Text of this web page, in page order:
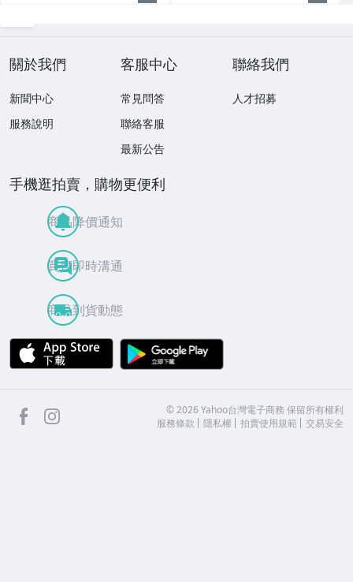
關於我們
新聞中心
服務說明
客服中心
常見問答
聯絡客服
最新公告
聯絡我們
人才招募
手機逛拍賣，購物更便利
商品降價通知
買賣即時溝通
商品到貨動態
APP Store
facebook ©2026 Yahoo台灣電子商務 保留所有權利
服務條款
隱私權 拍賣使用規範 交易安全